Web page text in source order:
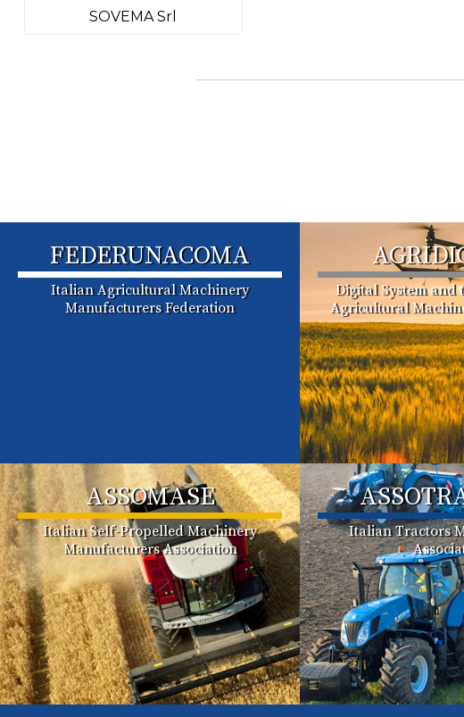
SOVEMA Srl
FEDERUNACOMA
Italian Agricultural Machinery
Manufacturers Federation
Digital System and
Agricultural
ASSOMASE
Italian Self-Propelled Machinery
Manufacturers Association
Italian Tractors